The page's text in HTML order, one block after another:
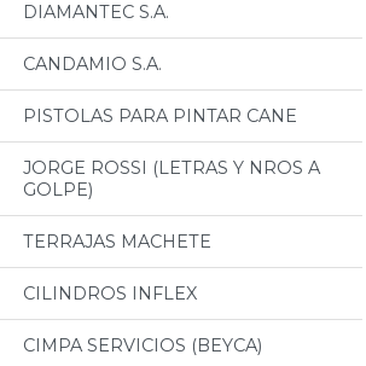
DIAMANTEC S.A.
CANDAMIO S.A.
PISTOLAS PARA PINTAR CANE
JORGE ROSSI (LETRAS Y NROS A
GOLPE)
TERRAJAS MACHETE
CILINDROS INFLEX
CIMPA SERVICIOS (BEYCA)